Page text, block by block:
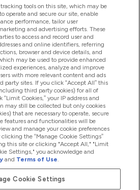
tools on this site, which may be
operate and secure our site, enable
performance, tailor user
and advertising efforts. These
to access and record user and
and online identifiers, referring
browser and device details, and
may be used to provide enhanced
experiences, analyze and improve
with more relevant content and ads
party sites. If you click “Accept All” this
third party cookies) for all of
“Limit Cookies,” your IP address and
may still be collected but only cookies
that are necessary to operate, secure
features and functionalities will be
and manage your cookie preferences
the “Manage Cookie Settings”
this site or clicking "Accept All," "Limit
Settings," you acknowledge and
and Terms of Use.
Cookie Settings